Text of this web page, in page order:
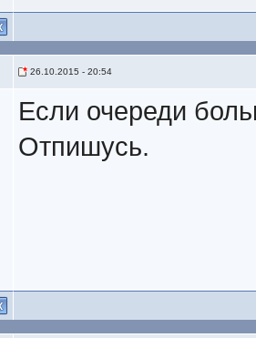
26.10.2015 - 20:54
Если очереди
Отпишусь.